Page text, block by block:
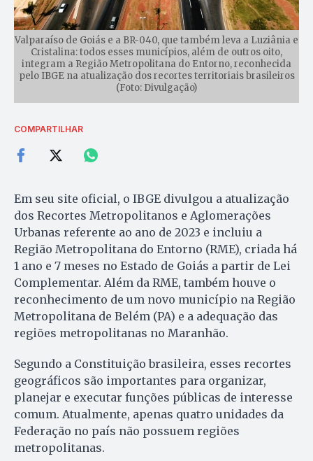
Valparaíso de Goiás e a BR-040, que também leva a Luziânia e
Cristalina: todos esses municípios, além de outros oito,
integram a Região Metropolitana do Entorno, reconhecida
pelo IBGE na atualização dos recortes territoriais brasileiros
(Foto: Divulgação)
COMPARTILHAR
Em seu site oficial, o IBGE divulgou a atualização
dos Recortes Metropolitanos e Aglomerações
Urbanas referente ao ano de 2023 e incluiu a
Região Metropolitana do Entorno (RME), criada há
1 ano e 7 meses no Estado de Goiás a partir de Lei
Complementar. Além da RME, também houve o
reconhecimento de um novo município na Região
Metropolitana de Belém (PA) e a adequação das
regiões metropolitanas no Maranhão.
Segundo a Constituição brasileira, esses recortes
geográficos são importantes para organizar,
planejar e executar funções públicas de interesse
comum. Atualmente, apenas quatro unidades da
Federação no país não possuem regiões
metropolitanas.